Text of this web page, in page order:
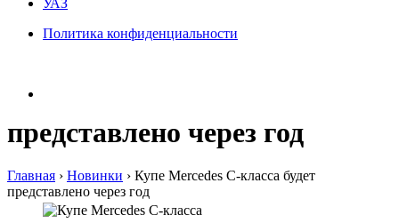
УАЗ
Политика конфиденциальности
представлено через год
Главная › Hовинки › Купе Mercedes C-класса будет
представлено через год